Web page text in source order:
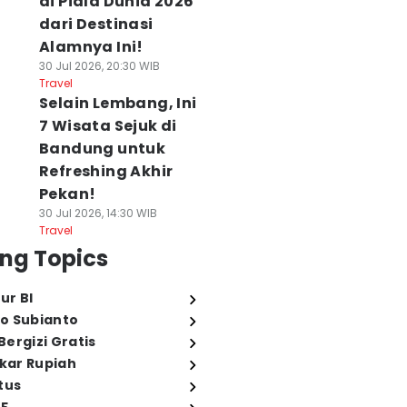
dari Destinasi
Alamnya Ini!
30 Jul 2026, 20:30 WIB
Travel
Selain Lembang, Ini
7 Wisata Sejuk di
Bandung untuk
Refreshing Akhir
Pekan!
30 Jul 2026, 14:30 WIB
Travel
Topics
BI
Subianto
Gratis
Rupiah